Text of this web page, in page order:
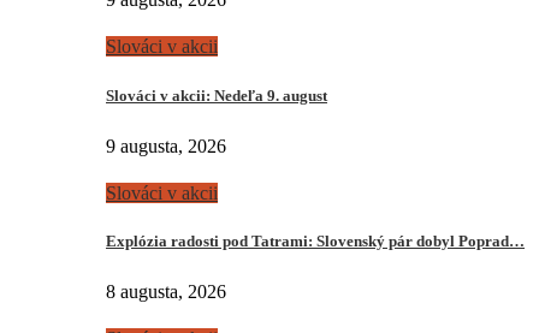
Slováci v akcii
Slováci v akcii: Nedeľa 9. august
9 augusta, 2026
Slováci v akcii
Explózia radosti pod Tatrami: Slovenský pár dobyl Poprad…
8 augusta, 2026